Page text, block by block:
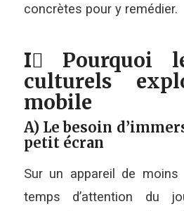
concrètes pour y remédier.
I️⃣ Pourquoi
culturels
mobile
A) Le besoin
petit écran
Sur un appareil de
temps d’attention du